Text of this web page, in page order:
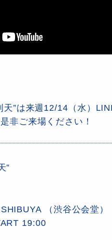
天”は来週12/14（水）
非ご来場ください！
”
（渋谷公会堂）
19:00